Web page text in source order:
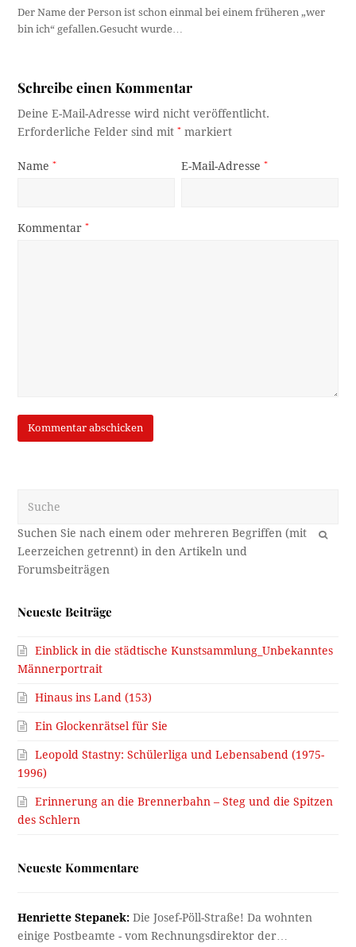
Der Name der Person ist schon einmal bei einem früheren „wer
bin ich“ gefallen.Gesucht wurde…
Schreibe einen Kommentar
Deine E-Mail-Adresse wird nicht veröffentlicht.
Erforderliche Felder sind mit* markiert
Name* E-Mail-Adresse*
Kommentar*
OK
Neueste Beiträge
Einblick in die städtische Kunstsammlung_Unbekanntes
Männerportrait
Hinaus ins Land (153)
Ein Glockenrätsel für Sie
Leopold Stastny: Schülerliga und Lebensabend (1975-
1996)
Erinnerung an die Brennerbahn – Steg und die Spitzen
des Schlern
Neueste Kommentare
Henriette Stepanek: Die Josef-Pöll-Straße! Da wohnten
einige Postbeamte - vom Rechnungsdirektor der…